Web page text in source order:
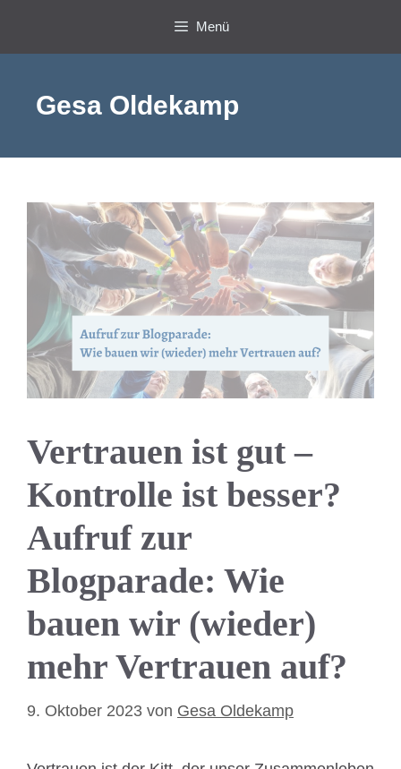
springen
Menü
Gesa Oldekamp
Vertrauen ist gut –
Kontrolle ist besser?
Aufruf zur
Blogparade: Wie
bauen wir (wieder)
mehr Vertrauen auf?
9. Oktober 2023 von Gesa Oldekamp